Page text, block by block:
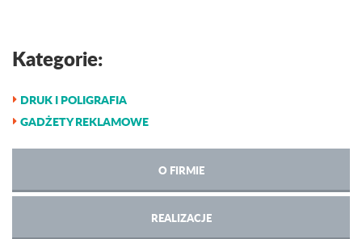
Kategorie:
DRUK I POLIGRAFIA
GADŻETY REKLAMOWE
O FIRMIE
REALIZACJE